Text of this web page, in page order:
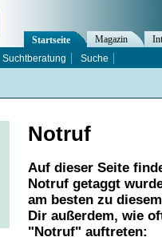
Notruf
Auf dieser Seite
Notruf getaggt
am besten zu
Dir außerdem, wie
" Notruf" auftreten:
Startseite Magazin
Suchtberatung Suche